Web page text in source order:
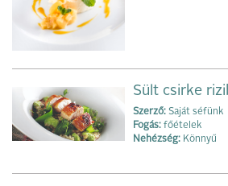
Sült csirke
Szerző: Saját séfünk
Fogás: főételek
Nehézség: Könnyű